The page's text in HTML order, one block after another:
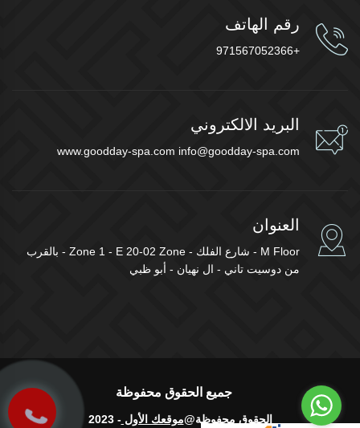
رقم الهاتف
+971567052366
البريد الالكتروني
info@goodday-spa.com
www.goodday-spa.com
العنوان
M Floor - شارع الفلك - Zone 1 - E 20-02 Zone - بالقرب
من دوسيت تاني - ال نهيان - أبو ظبي
الحقوق محفوظة@موقعك الأول- 2023
جميع الحقوق محفوظة